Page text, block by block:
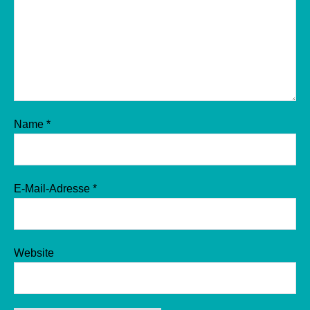
Name *
E-Mail-Adresse *
Website